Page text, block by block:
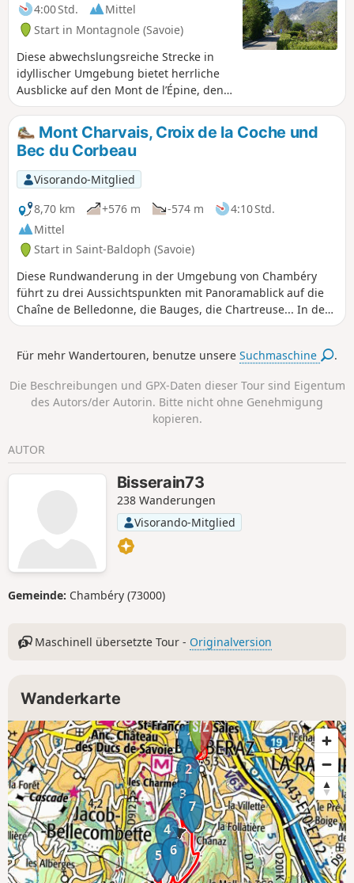
4:00 Std.
Mittel
Start in Montagnole (Savoie)
Diese abwechslungsreiche Strecke in
idyllischer Umgebung bietet herrliche
Ausblicke auf den Mont de l’Épine, den
Lac du Bourget (und die Dent du Chat)
sowie auf die Ausläufer des Massif des
Bauges, ganz zu schweigen vom Blick
nach Süden auf die Pointe de la
Gorgeat, den Eingang zur Chartreuse.
Mont Charvais, Croix de la Coche und
Bec du Corbeau
Visorando-Mitglied
8,70 km
+576 m -574 m
4:10 Std.
Mittel
Start in Saint-Baldoph (Savoie)
Diese Rundwanderung in der Umgebung von Chambéry
führt zu drei Aussichtspunkten mit Panoramablick auf die
Chaîne de Belledonne, die Bauges, die Chartreuse... In der
Nähe des Mont Charvais, inmitten von Kiefern, fühlt man
Für mehr Wandertouren, benutze unsereSuchmaschine .
Die Beschreibungen und GPX-Daten dieser Tour sind Eigentum
des Autors/der Autorin. Bitte nicht ohne Genehmigung
kopieren.
AUTOR
Bisserain73
238 Wanderungen
Visorando-Mitglied
Gemeinde: Chambéry (73000)
Maschinell übersetzte Tour - Originalversion
Wanderkarte
1
2
3
4
5 6
7